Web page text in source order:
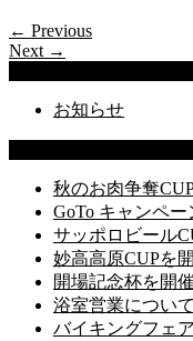
← Previous
Next →
お知らせ
秋のお肉争奪
GoTo キャンペ
サッポロビール
妙高高原CUPを
開場記念杯を開
浴室営業について
バイキングフェ